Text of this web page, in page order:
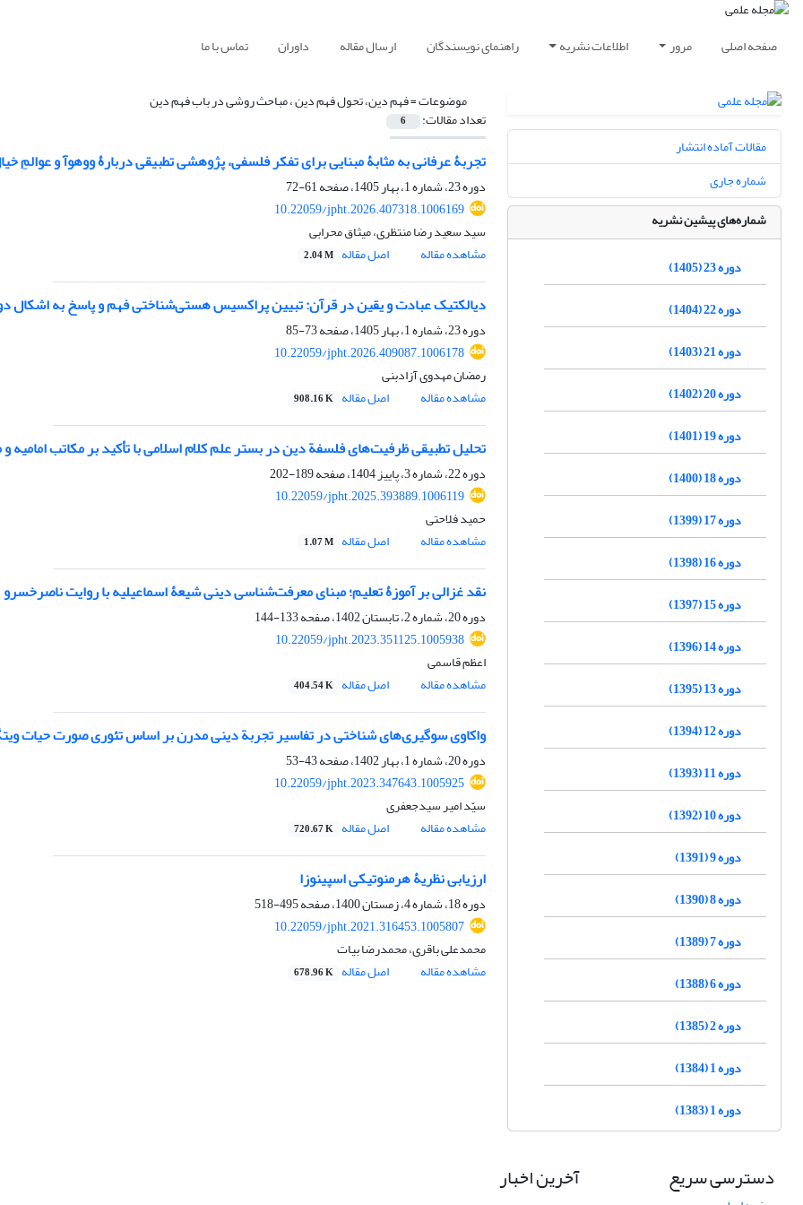
صفحه اصلی مرور اطلاعات نشریه راهنمای نویسندگان ارسال مقاله داوران تماس با ما
موضوعات =فهم دین، تحول فهم دین ، مباحث روشی در باب فهم دین
تعداد مقالات: 6
تجربۀ عرفانی به ‌مثابۀ مبنایی برای تفکر فلسفی، پژوهشی تطبیقی دربارۀ ووهوآ و عوالمِ
دوره 23، شماره 1، بهار 1405، صفحه
61-72
10.22059/jpht.2026.407318.1006169
سید سعید رضا منتظری، میثاق محرابی
مشاهده مقاله
اصل مقاله 2.04 M
دیالکتیک عبادت و یقین در قرآن: تبیین پراکسیس هستی‌شناختی فهم و پاسخ به اشکال
دوره 23، شماره 1، بهار 1405، صفحه
73-85
10.22059/jpht.2026.409087.1006178
رمضان مهدوی آزادبنی
مشاهده مقاله
اصل مقاله 908.16 K
تحلیل تطبیقی ظرفیت‌های فلسفة دین در بستر علم کلام اسلامی با تأکید بر مکاتب امامیه و
دوره 22، شماره 3، پاییز 1404، صفحه
189-202
10.22059/jpht.2025.393889.1006119
حمید فلاحتی
مشاهده مقاله
اصل مقاله 1.07 M
نقد غزالی بر آموزۀ تعلیم؛ مبنای معرفت‌شناسی دینی شیعۀ اسماعیلیه با روایت ناصرخسرو
دوره 20، شماره 2، تابستان 1402، صفحه
133-144
10.22059/jpht.2023.351125.1005938
اعظم قاسمی
مشاهده مقاله
اصل مقاله 404.54 K
واکاوی سوگیری‌های شناختی در تفاسیر تجربة دینی مدرن بر اساس تئوری صورت حیات
دوره 20، شماره 1، بهار 1402، صفحه
43-53
10.22059/jpht.2023.347643.1005925
سیّد امیر سیدجعفری
مشاهده مقاله
اصل مقاله 720.67 K
ارزیابی نظریۀ هرمنوتیکی اسپینوزا
دوره 18، شماره 4، زمستان 1400، صفحه
495-518
10.22059/jpht.2021.316453.1005807
محمدعلی باقری، محمدرضا بیات
مشاهده مقاله
اصل مقاله 678.96 K
مقالات آماده انتشار
شماره جاری
شماره‌های پیشین نشریه
دوره 23 (1405)
دوره 22 (1404)
دوره 21 (1403)
دوره 20 (1402)
دوره 19 (1401)
دوره 18 (1400)
دوره 17 (1399)
دوره 16 (1398)
دوره 15 (1397)
دوره 14 (1396)
دوره 13 (1395)
دوره 12 (1394)
دوره 11 (1393)
دوره 10 (1392)
دوره 9 (1391)
دوره 8 (1390)
دوره 7 (1389)
دوره 6 (1388)
دوره 2 (1385)
دوره 1 (1384)
دوره 1 (1383)
دسترسی سریع آخرین اخبار